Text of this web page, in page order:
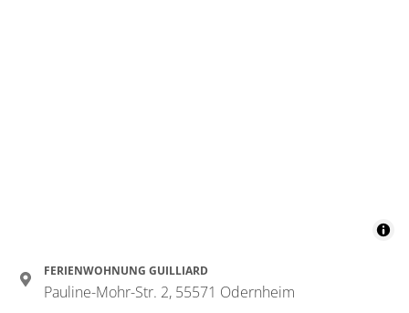
FERIENWOHNUNG GUILLIARD
Pauline-Mohr-Str. 2, 55571 Odernheim